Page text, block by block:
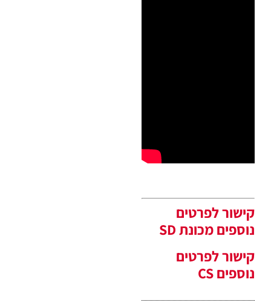
קישור לפרטים
נוספים מכונת SD
קישור לפרטים
נוספים CS